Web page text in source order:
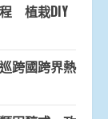
植栽DIY
跨國跨界熱